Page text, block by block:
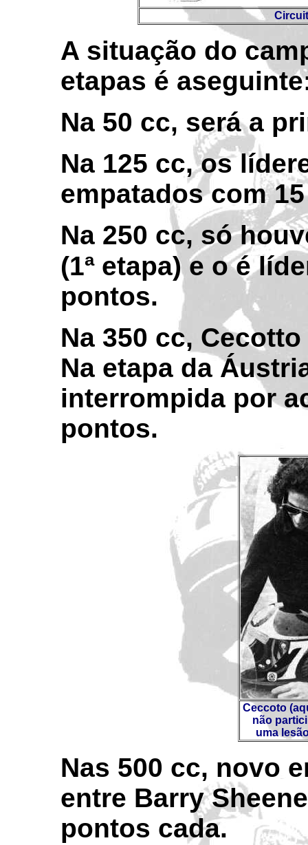
A situação do
etapas é
Na 50 cc, será a
Na 125 cc, os
empatados com
Na 250 cc, só
(1ª etapa) e o é
pontos.
Na 350 cc,
Na etapa da
interrompida por
pontos.
Ceccoto
não
uma
Nas 500 cc, novo
entre Barry
pontos cada.